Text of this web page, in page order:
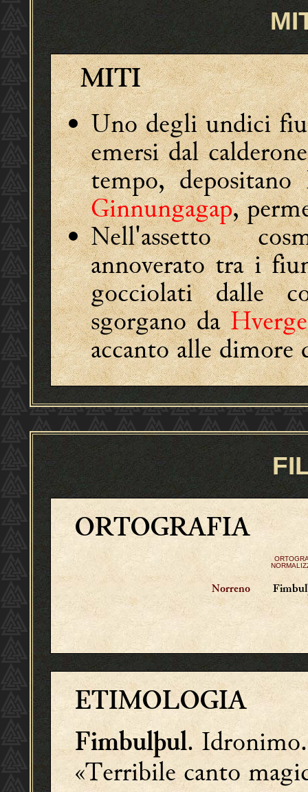
MITI
Uno degli undici
emersi dal
tempo,
Ginnungagap,
Nell'assetto
annoverato tra i
gocciolati dalle
sgorgano da
accanto alle dimore
ORTOGRAFIA
Norreno
ETIMOLOGIA
Fimbulþul. Idronimo.
«Terribile canto